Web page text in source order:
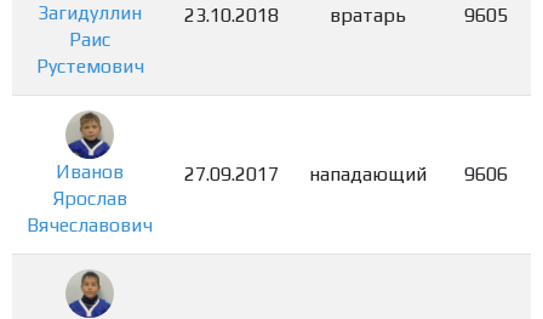
Загидуллин
Раис
Рустемович
23.10.2018 вратарь 9605
Иванов
Ярослав
Вячеславович
27.09.2017 нападающий 9606